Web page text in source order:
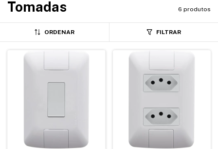
Tomadas
6 produtos
ORDENAR FILTRAR